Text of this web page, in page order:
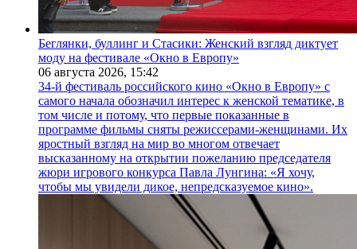
Беглянки, буллинг и Стасики: Женский взгляд диктует
моду на фестивале «Окно в Европу»
06 августа 2026, 15:42
34-й фестиваль российского кино «Окно в Европу» с
самого начала обозначил интерес к женской тематике, в
том числе и потому, что первые показанные в
программе фильмы сняты режиссерами-женщинами. Их
яростный взгляд на мир во многом отвечает
высказанному на открытии пожеланию председателя
жюри игрового конкурса Павла Лунгина: «Я хочу,
чтобы мы увидели дикое, непредсказуемое кино».